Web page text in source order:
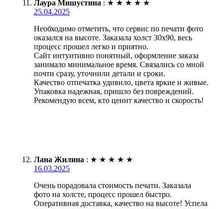
Лаура Мишустина : ★ ★ ★ ★ ★
25.04.2025
Необходимо отметить, что сервис по печати фото
оказался на высоте. Заказала холст 30х90, весь
процесс прошел легко и приятно.
Сайт интуитивно понятный, оформление заказа
занимало минимальное время. Связались со мной
почти сразу, уточнили детали и сроки.
Качество отпечатка удивило, цвета яркие и живые.
Упаковка надежная, пришло без повреждений.
Рекомендую всем, кто ценит качество и скорость!
Лана Жилина : ★ ★ ★ ★ ★
16.03.2025
Очень порадовала стоимость печати. Заказала
фото на холсте, процесс прошел быстро.
Оперативная доставка, качество на высоте! Успела